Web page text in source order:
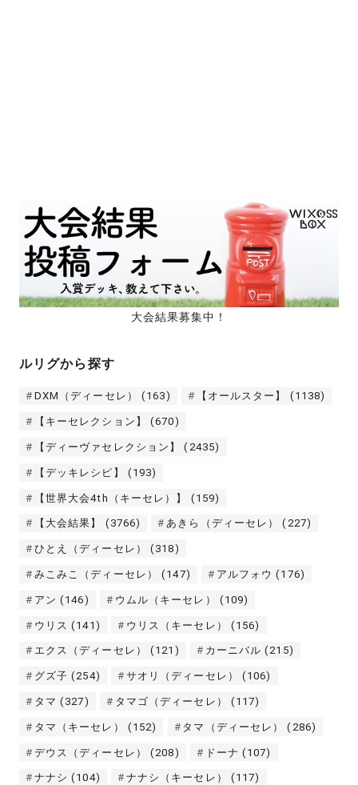
大会結果募集中！
ルリグから探す
DXM（ディーセレ） (163) 【オールスター】 (1138)
【キーセレクション】 (670)
【ディーヴァセレクション】 (2435)
【デッキレシピ】 (193)
【世界大会4th（キーセレ）】 (159)
【大会結果】 (3766) あきら（ディーセレ） (227)
ひとえ（ディーセレ） (318)
みこみこ（ディーセレ） (147) アルフォウ (176)
アン (146) ウムル（キーセレ） (109)
ウリス (141) ウリス（キーセレ） (156)
エクス（ディーセレ） (121) カーニバル (215)
グズ子 (254) サオリ（ディーセレ） (106)
タマ (327) タマゴ（ディーセレ） (117)
タマ（キーセレ） (152) タマ（ディーセレ） (286)
デウス（ディーセレ） (208) ドーナ (107)
ナナシ (104) ナナシ（キーセレ） (117)